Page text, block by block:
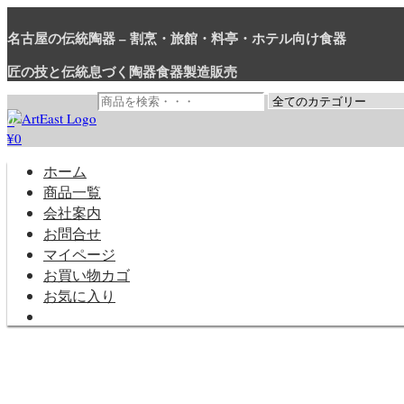
ン
ン
ツ
に
ス
キ
ッ
名古屋の伝統陶器 – 割烹・旅館・料亭・ホテル向け食器
匠の技と伝統息づく陶器食器製造販売
和食器・洋食器通販｜割烹・旅館・料亭・ホテル等業務用卸販売
業務用から個人用まで、おしゃれでかわいい和食器・洋食器はま
0
¥0
ホーム
商品一覧
会社案内
お問合せ
マイページ
お買い物カゴ
お気に入り